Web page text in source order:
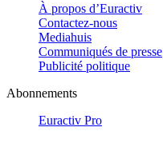
À propos d’Euractiv
Contactez-nous
Mediahuis
Communiqués de presse
Publicité politique
Abonnements
Euractiv Pro